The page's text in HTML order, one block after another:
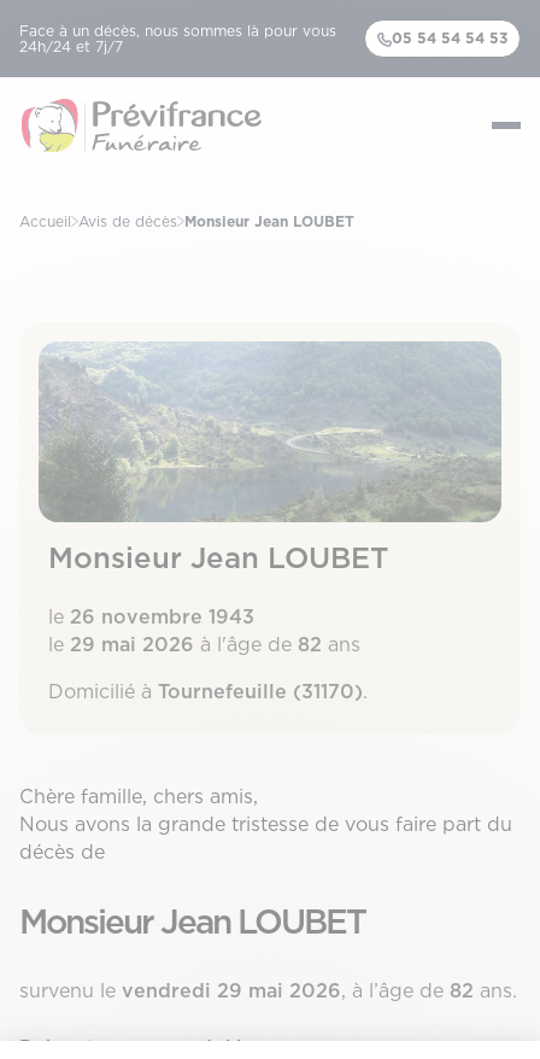
Face à un décès, nous sommes là pour vous
24h/24 et 7j/7
05 54 54 54 53
Accueil Avis de décès Monsieur Jean LOUBET
Monsieur Jean LOUBET
le 26 novembre 1943
le 29 mai 2026 à l'âge de 82 ans
Domicilié à Tournefeuille (31170).
Chère famille, chers amis,
Nous avons la grande tristesse de vous faire part du
décès de
Monsieur Jean LOUBET
survenu le vendredi 29 mai 2026, à l’âge de 82 ans.
Présenter vos condoléances